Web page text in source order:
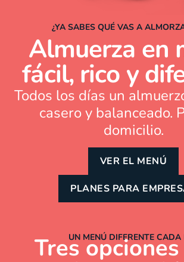
¿YA SABES QUÉ VAS A
Almuerza en
fácil, rico y
Todos los días un
casero y balanceado.
domicilio.
VER EL MENÚ
PLANES PARA
UN MENÚ DIFERENTE
Tres